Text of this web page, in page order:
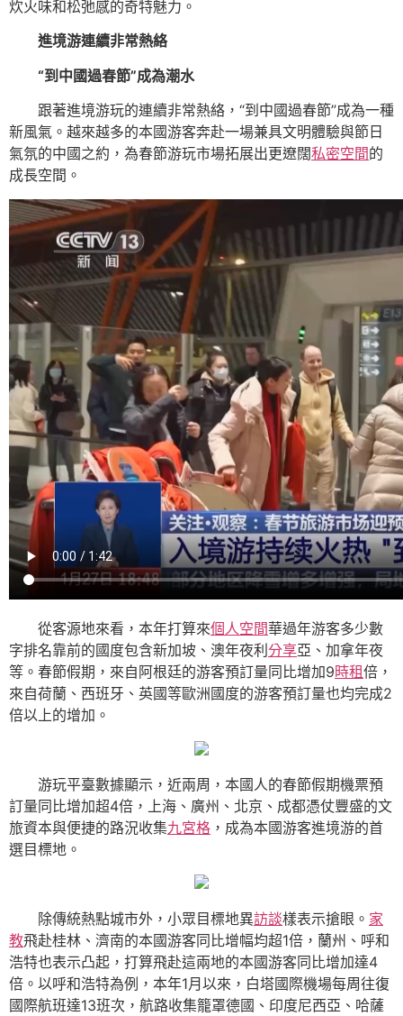
炊火味和松弛感的奇特魅力。
進境游連續非常熱絡
“到中國過春節”成為潮水
跟著進境游玩的連續非常熱絡，“到中國過春節”成為一種
新風氣。越來越多的本國游客奔赴一場兼具文明體驗與節日
氣氛的中國之約，為春節游玩市場拓展出更遼闊私密空間的
成長空間。
從客源地來看，本年打算來個人空間華過年游客多少數
字排名靠前的國度包含新加坡、澳年夜利 分享亞、加拿年夜
等。春節假期，來自阿根廷的游客預訂量同比增加9時租倍，
來自荷蘭、西班牙、英國等歐洲國度的游客預訂量也均完成2
倍以上的增加。
游玩平臺數據顯示，近兩周，本國人的春節假期機票預
訂量同比增加超4倍，上海、廣州、北京、成都憑仗豐盛的文
旅資本與便捷的路況收集九宮格 ，成為本國游客進境游的首
選目標地。
除傳統熱點城市外，小眾目標地異訪談樣表示搶眼。 家
教飛赴桂林、濟南的本國游客同比增幅均超1倍，蘭州、呼和
浩特也表示凸起，打算飛赴這兩地的本國游客同比增加達4
倍。以呼和浩特為例，本年1月以來，白塔國際機場每周往復
國際航班達13班次，航路收集籠罩德國、印度尼西亞、哈薩